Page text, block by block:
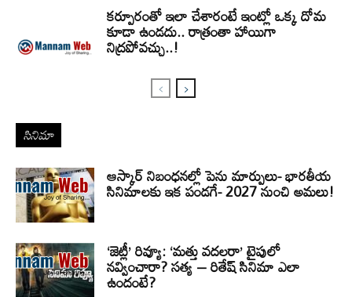
కర్పూరంతో ఇలా చేశారంటే ఇంట్లో ఒక్క దోమ
కూడా ఉండదు.. రాత్రంతా హాయిగా
నిద్రపోవచ్చు..!
సినిమా
ఆస్కార్ నిబంధనల్లో పెను మార్పులు- భారతీయ
సినిమాలకు ఇక పండగే- 2027 నుంచి అమలు!
‘జెట్లీ’ రివ్యూ: ‘మత్తు వదలరా’ టైపులో
నవ్వించారా? సత్య – రితేష్ సినిమా ఎలా
ఉందంటే?